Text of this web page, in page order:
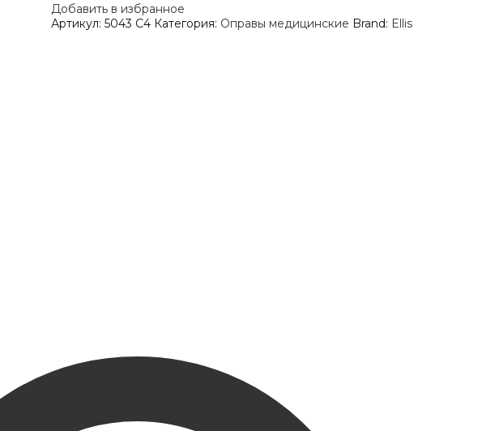
Добавить в избранное
Артикул:5043 C4 Категория: Оправы медицинские Brand: Ellis